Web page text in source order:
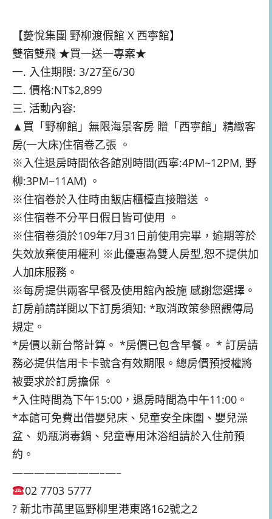
【薆悅集團 野柳渡假館 X 西寧館】
雙宿雙飛 ★買一送一專案★
一. 入住期限: 3/27至6/30
二. 價格:NT$2,899
三. 活動內容:
▲買「野柳館」無限海景客房 贈「西寧館」精緻客
房(一大床)住宿卷乙張 。
※入住退房時間依各館別時間(西寧:4PM~12PM, 野
柳:3PM~11AM) 。
※住宿卷於入住時由飯店櫃檯直接贈送 。
※住宿卷不分平日假日皆可使用 。
※住宿卷須於109年7月31日前使用完畢，逾期等於
失效放棄使用權利 ※此優惠為雙人房型,恕不提供加
人加床服務。
※每房提供兩客早餐及使用館內設施 感謝您選擇。
訂房前請詳閱以下訂房須知: *取消政策參照觀傳局
規定。
*房價以新台幣計算。 *房價已包含早餐。 * 訂房請
務必提供信用卡卡號含有效期限。總房價預授權將
被要求於訂房擔保 。
*入住時間為下午15:00，退房時間為中午11:00 。
*本館可免費出借嬰兒床、兒童安全床圍、嬰兒澡
盆、 奶瓶消毒鍋、兒童專用沐浴組請於入住前預
約。
————————–—–
02 7703 5777
? 新北市萬里區野柳里港東路162號之2